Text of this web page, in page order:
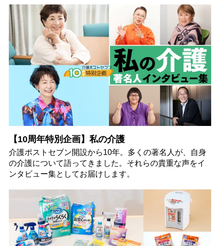
【10周年特別企画】私の介護
介護ポストセブン開設から10年。多くの著名人が、自身
の介護について語ってきました。それらの貴重な声をイ
ンタビュー集としてお届けします。